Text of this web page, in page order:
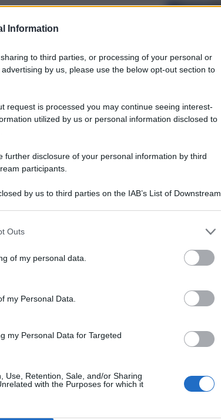
Information
to third parties, or processing of your personal or
by us, please use the below opt-out section to
request is processed you may continue seeing interest-
utilized by us or personal information disclosed to
further disclosure of your personal information by third
participants.
by us to third parties on the IAB’s List of Downstream
Outs
of my personal data.
my Personal Data.
my Personal Data for Targeted
Use, Retention, Sale, and/or Sharing
with the Purposes for which it